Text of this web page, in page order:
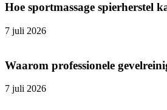
Hoe sportmassage spierherstel
7 juli 2026
Waarom professionele
7 juli 2026